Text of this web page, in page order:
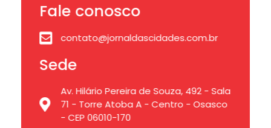
Fale conosco
contato@jornaldascidades.com.br
Sede
Av. Hilário Pereira de Souza, 492 - Sala
71 - Torre Atoba A - Centro - Osasco
- CEP 06010-170